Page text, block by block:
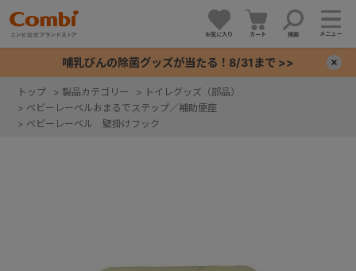
お気に入り カート 検索 メニュー
哺乳びんの除菌グッズが当たる！8/31まで >>
トップ > 製品カテゴリー > トイレグッズ（部品）
> ベビーレーベルおまるでステップ／補助便座
> ベビーレーベル 壁掛けフック